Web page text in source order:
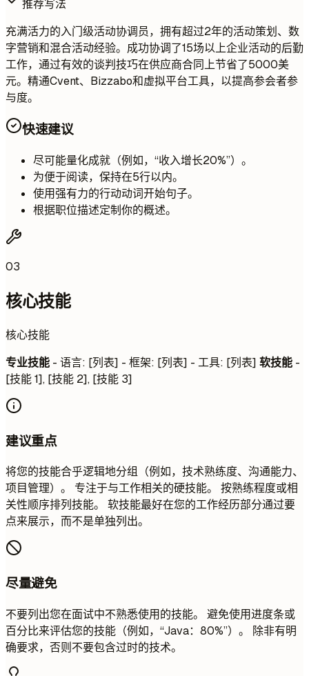
推荐写法
充满活力的入门级活动协调员，拥有超过2年的活动策划、数
字营销和混合活动经验。成功协调了15场以上企业活动的后勤
工作，通过有效的谈判技巧在供应商合同上节省了5000美
元。精通Cvent、Bizzabo和虚拟平台工具，以提高参会者参
与度。
快速建议
尽可能量化成就（例如，“收入增长20%”）。
为便于阅读，保持在5行以内。
使用强有力的行动动词开始句子。
根据职位描述定制你的概述。
03
核心技能
核心技能
专业技能 - 语言: [列表] - 框架: [列表] - 工具: [列表] 软技能 -
[技能 1], [技能 2], [技能 3]
建议重点
将您的技能合乎逻辑地分组（例如，技术熟练度、沟通能力、
项目管理）。 专注于与工作相关的硬技能。 按熟练程度或相
关性顺序排列技能。 软技能最好在您的工作经历部分通过要
点来展示，而不是单独列出。
尽量避免
不要列出您在面试中不熟悉使用的技能。 避免使用进度条或
百分比来评估您的技能（例如，“Java：80%”）。 除非有明
确要求，否则不要包含过时的技术。